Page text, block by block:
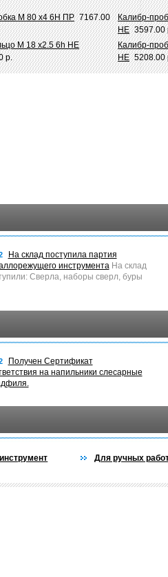
М 80 х4 6Н ПР 7167.00
Калибр-
НЕ 3597.00
М 18 х2.5 6h НЕ
р.
Калибр-
НЕ 5208.00
На склад поступила партия
инструментаНа склад
Сверла, наборы сверл, буры
Получен Сертификат
на напильники слесарные
Для ручных